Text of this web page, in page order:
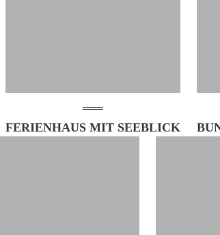
FERIENHAUS MIT SEEBLICK